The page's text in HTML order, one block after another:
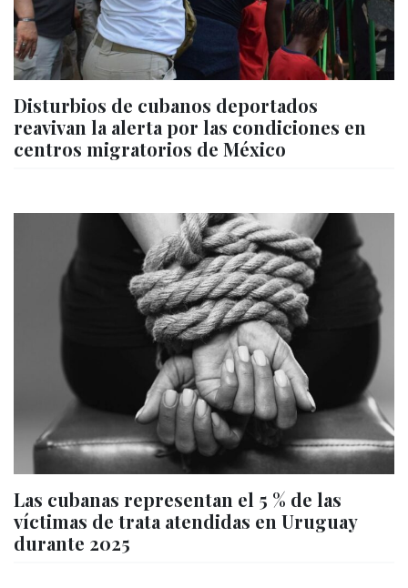
Disturbios de cubanos deportados
reavivan la alerta por las condiciones en
centros migratorios de México
Las cubanas representan el 5 % de las
víctimas de trata atendidas en Uruguay
durante 2025